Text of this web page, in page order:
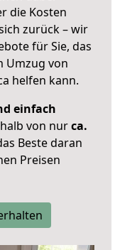
die Kosten
zurück – wir
für Sie, das
Umzug von
helfen kann.
einfach
von nurca.
Beste daran
Preisen